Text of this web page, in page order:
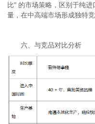
比" 的市场策略，区别于纯
量，在中高端市场形成独特竞
六、与竞品对比分析